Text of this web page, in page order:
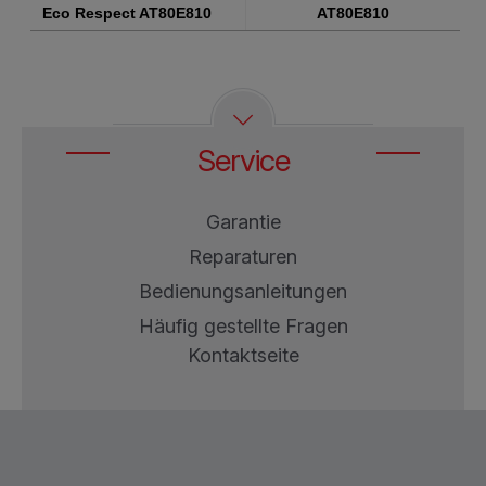
Produkte
Artikelnummern
Eco Respect AT80E810 AT80E810
Service
Garantie
Reparaturen
Bedienungsanleitungen
Häufig gestellte Fragen
Kontaktseite